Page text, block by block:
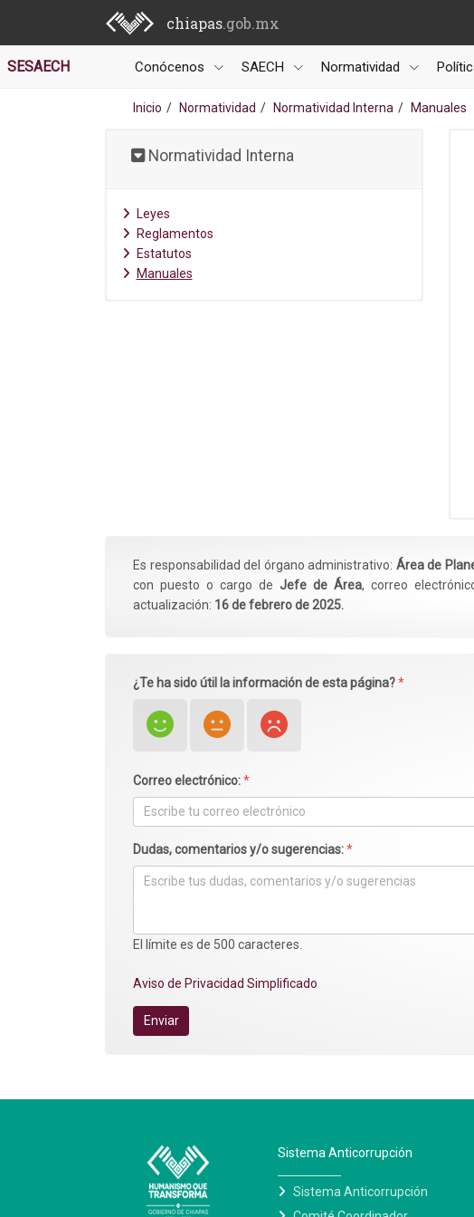
chiapas.gob.mx
SESAECH Conócenos SAECH Normatividad
Inicio Normatividad Normatividad Interna Manuales
Normatividad Interna
Leyes
Reglamentos
Estatutos
Manuales
Es responsabilidad del órgano administrativo: Área de
con puesto o cargo de Jefe de Área, correo
actualización: 16 de febrero de 2025.
¿Te ha sido útil la información de esta página?*
Correo electrónico:*
Dudas, comentarios y/o sugerencias:*
El límite es de 500 caracteres.
Aviso de Privacidad Simplificado
Enviar
Sistema Anticorrupción
Sistema Anticorrupción